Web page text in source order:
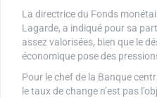
La directrice du Fonds
Lagarde, a indiqué pour sa
assez valorisées, bien que le
économique pose des
Pour le chef de la Banque
le taux de change n’est pas